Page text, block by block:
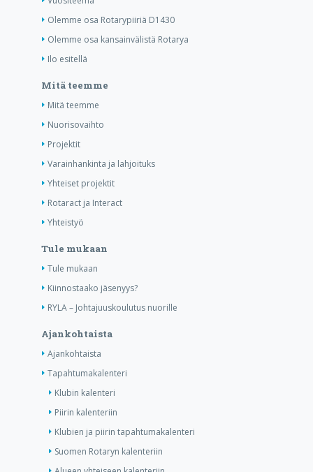
Olemme osa Rotarypiiriä D1430
Olemme osa kansainvälistä Rotarya
Ilo esitellä
Mitä teemme
Mitä teemme
Nuorisovaihto
Projektit
Varainhankinta ja lahjoituks
Yhteiset projektit
Rotaract ja Interact
Yhteistyö
Tule mukaan
Tule mukaan
Kiinnostaako jäsenyys?
RYLA – Johtajuuskoulutus nuorille
Ajankohtaista
Ajankohtaista
Tapahtumakalenteri
Klubin kalenteri
Piirin kalenteriin
Klubien ja piirin tapahtumakalenteri
Suomen Rotaryn kalenteriin